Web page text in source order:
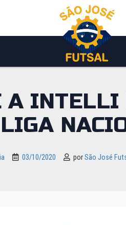
A
LIGA
03/10/2020 porSão José